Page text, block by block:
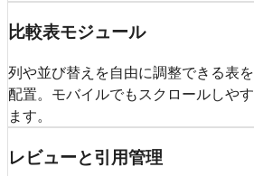
比較表モジュール
列や並び替えを自由に調整できる表
配置。モバイルでもスクロールしや
ます。
レビューと引用管理